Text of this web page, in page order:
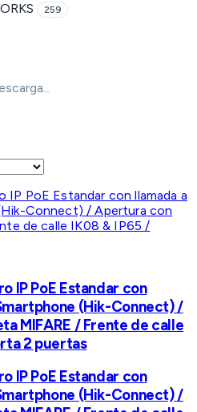
259
IP PoE Estandar con
(Hik-Connect) /
MIFARE / Frente de calle
2 puertas
IP PoE Estandar con
(Hik-Connect) /